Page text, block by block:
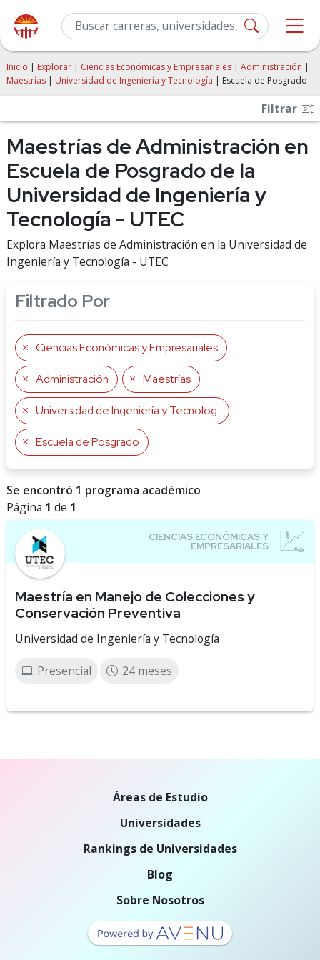
Inicio | Explorar | Ciencias Económicas y Empresariales | Administración |
Maestrías | Universidad de Ingeniería y Tecnología | Escuela de Posgrado
Filtrar
Maestrías de Administración en
Escuela de Posgrado de la
Universidad de Ingeniería y
Tecnología - UTEC
Explora Maestrías de Administración en la Universidad de
Ingeniería y Tecnología - UTEC
Filtrado Por
Ciencias Económicas y Empresariales
Administración Maestrías
Universidad de Ingeniería y Tecnología
Escuela de Posgrado
Se encontró 1 programa académico
Página 1 de 1
Maestría en Manejo de Colecciones y
Conservación Preventiva
Universidad de Ingeniería y Tecnología
Presencial 24 meses
Áreas de Estudio
Universidades
Rankings de Universidades
Blog
Sobre Nosotros